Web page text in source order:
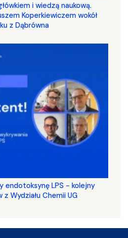
i wiedzą naukową.
Koperkiewiczem wokół
z Dąbrówna
endotoksynę LPS - kolejny
Wydziału Chemii UG